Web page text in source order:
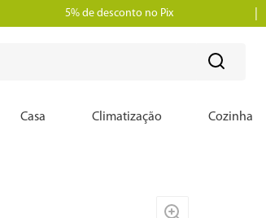
5% de desconto no Pix
Casa Climatização Cozinha